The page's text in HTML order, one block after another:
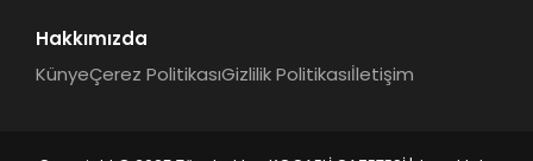
Hakkımızda
KünyeÇerez PolitikasıGizlilik Politikasıİletişim